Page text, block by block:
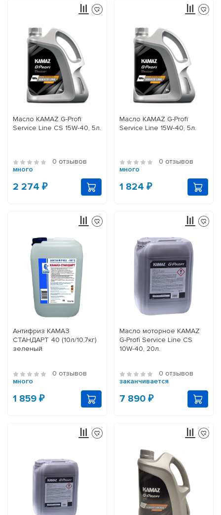
Масло KAMAZ G-Profi
Service Line CS 15W-40, 5л.
0 отзывов
много
2 274 ₽
Масло KAMAZ G-Profi
Service Line 15W-40, 5л.
0 отзывов
много
1 824 ₽
Антифриз КАМАЗ
СТАНДАРТ 40 (10л/10,7кг)
зеленый
0 отзывов
много
1 859 ₽
Масло моторное KAMAZ
G-Profi Service Line CS
10W-40, 20л.
0 отзывов
заканчивается
7 890 ₽